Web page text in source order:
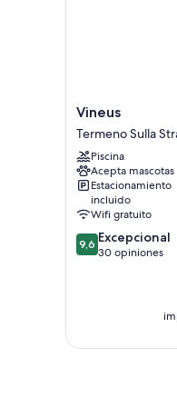
Vineus
Termeno
Sulla
Strada
del
Vino
Vineus
Termeno Sulla
Piscina
Acepta mascotas
Estacionamiento
incluido
Wifi gratuito
9.6
de
9,6 Excepcional
30 opiniones